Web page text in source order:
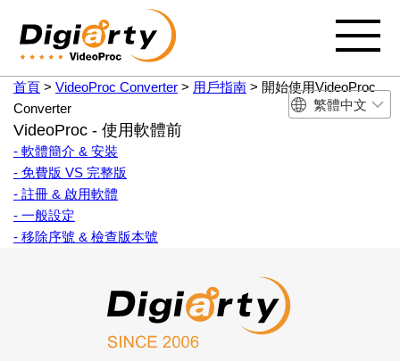
繁體中文
首頁 > VideoProc Converter > 用戶指南 > 開始使用VideoProc
Converter
VideoProc - 使用軟體前
- 軟體簡介 & 安裝
- 免費版 VS 完整版
- 註冊 & 啟用軟體
- 一般設定
- 移除序號 & 檢查版本號